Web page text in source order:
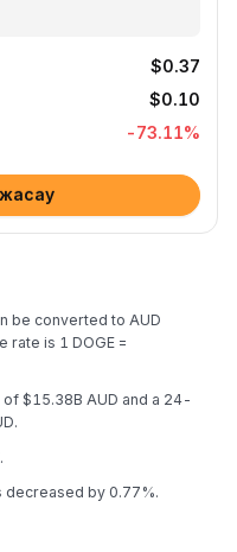
$0.37
$0.10
-73.11%
be converted to AUD
rate is 1 DOGE =
$15.38B AUD and a 24-
decreased by 0.77%.